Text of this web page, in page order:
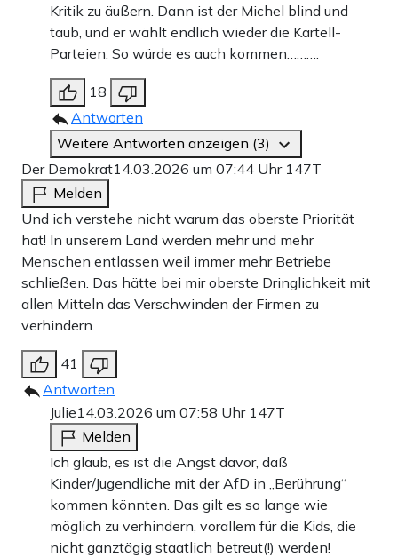
Kritik zu äußern. Dann ist der Michel blind und
taub, und er wählt endlich wieder die Kartell-
Parteien. So würde es auch kommen……….
18
Antworten
Weitere Antworten anzeigen (3)
Der Demokrat14.03.2026 um 07:44 Uhr 147T
Melden
Und ich verstehe nicht warum das oberste Priorität
hat! In unserem Land werden mehr und mehr
Menschen entlassen weil immer mehr Betriebe
schließen. Das hätte bei mir oberste Dringlichkeit mit
allen Mitteln das Verschwinden der Firmen zu
verhindern.
41
Antworten
Julie14.03.2026 um 07:58 Uhr 147T
Melden
Ich glaub, es ist die Angst davor, daß
Kinder/Jugendliche mit der AfD in „Berührung“
kommen könnten. Das gilt es so lange wie
möglich zu verhindern, vorallem für die Kids, die
nicht ganztägig staatlich betreut(!) werden!